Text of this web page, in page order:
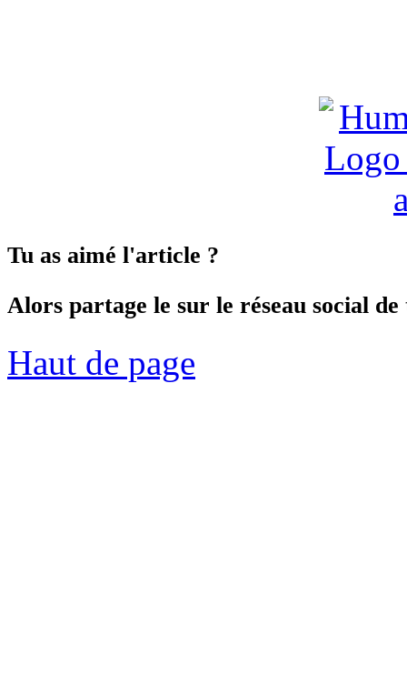
Tu as aimé l'article ?
Alors partage le sur le réseau social
Haut de page